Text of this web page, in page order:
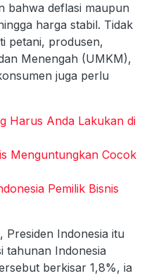
bahwa deflasi maupun
harga stabil. Tidak
petani, produsen,
Menengah (UMKM),
juga perlu
Harus Anda Lakukan di
Menguntungkan Cocok
Pemilik Bisnis
Presiden Indonesia itu
tahunan Indonesia
berkisar 1,8%, ia